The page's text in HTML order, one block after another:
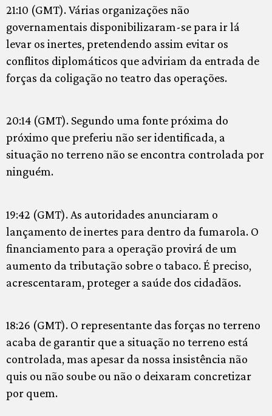
21:10 (GMT). Várias organizações não
governamentais disponibilizaram-se para ir lá
levar os inertes, pretendendo assim evitar os
conflitos diplomáticos que adviriam da entrada de
forças da coligação no teatro das operações.
20:14 (GMT). Segundo uma fonte próxima do
próximo que preferiu não ser identificada, a
situação no terreno não se encontra controlada por
ninguém.
19:42 (GMT). As autoridades anunciaram o
lançamento de inertes para dentro da fumarola. O
financiamento para a operação provirá de um
aumento da tributação sobre o tabaco. É preciso,
acrescentaram, proteger a saúde dos cidadãos.
18:26 (GMT). O representante das forças no terreno
acaba de garantir que a situação no terreno está
controlada, mas apesar da nossa insistência não
quis ou não soube ou não o deixaram concretizar
por quem.